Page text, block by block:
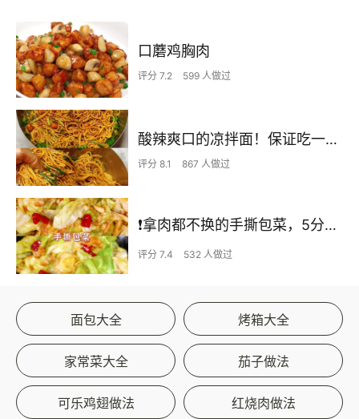
口蘑鸡胸肉
评分 7.2 599 人做过
酸辣爽口的凉拌面！保证吃一次就上瘾
评分 8.1 867 人做过
❗拿肉都不换的手撕包菜，5分钟快手家常菜🔥
评分 7.4 532 人做过
面包大全 烤箱大全
家常菜大全 茄子做法
可乐鸡翅做法 红烧肉做法